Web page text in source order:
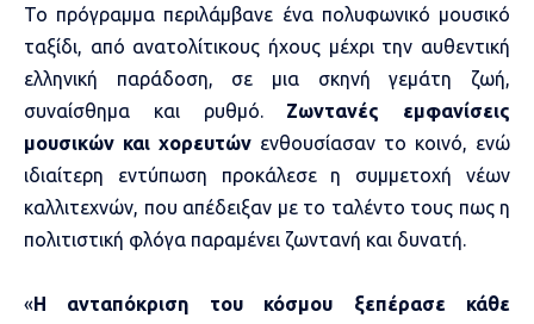
Το πρόγραμμα περιλάμβανε ένα πολυφωνικό μουσικό
ταξίδι, από ανατολίτικους ήχους μέχρι την αυθεντική
ελληνική παράδοση, σε μια σκηνή γεμάτη ζωή,
συναίσθημα και ρυθμό. Ζωντανές εμφανίσεις
μουσικών και χορευτών ενθουσίασαν το κοινό, ενώ
ιδιαίτερη εντύπωση προκάλεσε η συμμετοχή νέων
καλλιτεχνών, που απέδειξαν με το ταλέντο τους πως η
πολιτιστική φλόγα παραμένει ζωντανή και δυνατή.
«Η ανταπόκριση του κόσμου ξεπέρασε κάθε